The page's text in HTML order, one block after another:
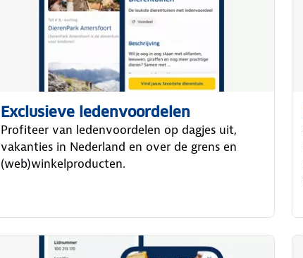
Exclusieve ledenvoordelen
Profiteer van ledenvoordelen op dagjes uit,
vakanties in Nederland en over de grens en
(web)winkelproducten.